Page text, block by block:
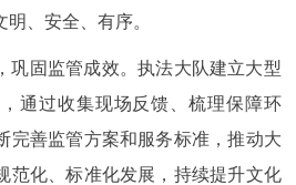
、安全、有序。
巩固监管成效。执法大队建立大型
通过收集现场反馈、梳理保障环
完善监管方案和服务标准，推动大
范化、标准化发展，持续提升文化